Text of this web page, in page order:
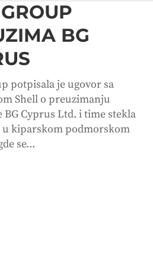
BG
potpisala je ugovor sa
Shell o preuzimanju
Cyprus Ltd. i time stekla
u kiparskom podmorskom
se...